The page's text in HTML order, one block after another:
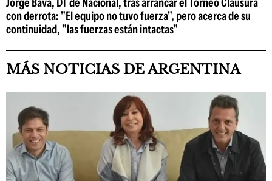
con derrota: "El equipo no tuvo fuerza", pero acerca de su
continuidad, "las fuerzas están intactas"
MÁS NOTICIAS DE ARGENTINA